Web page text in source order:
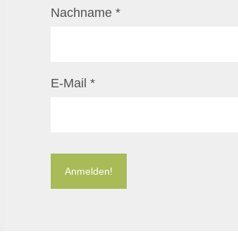
Nachname *
E-Mail *